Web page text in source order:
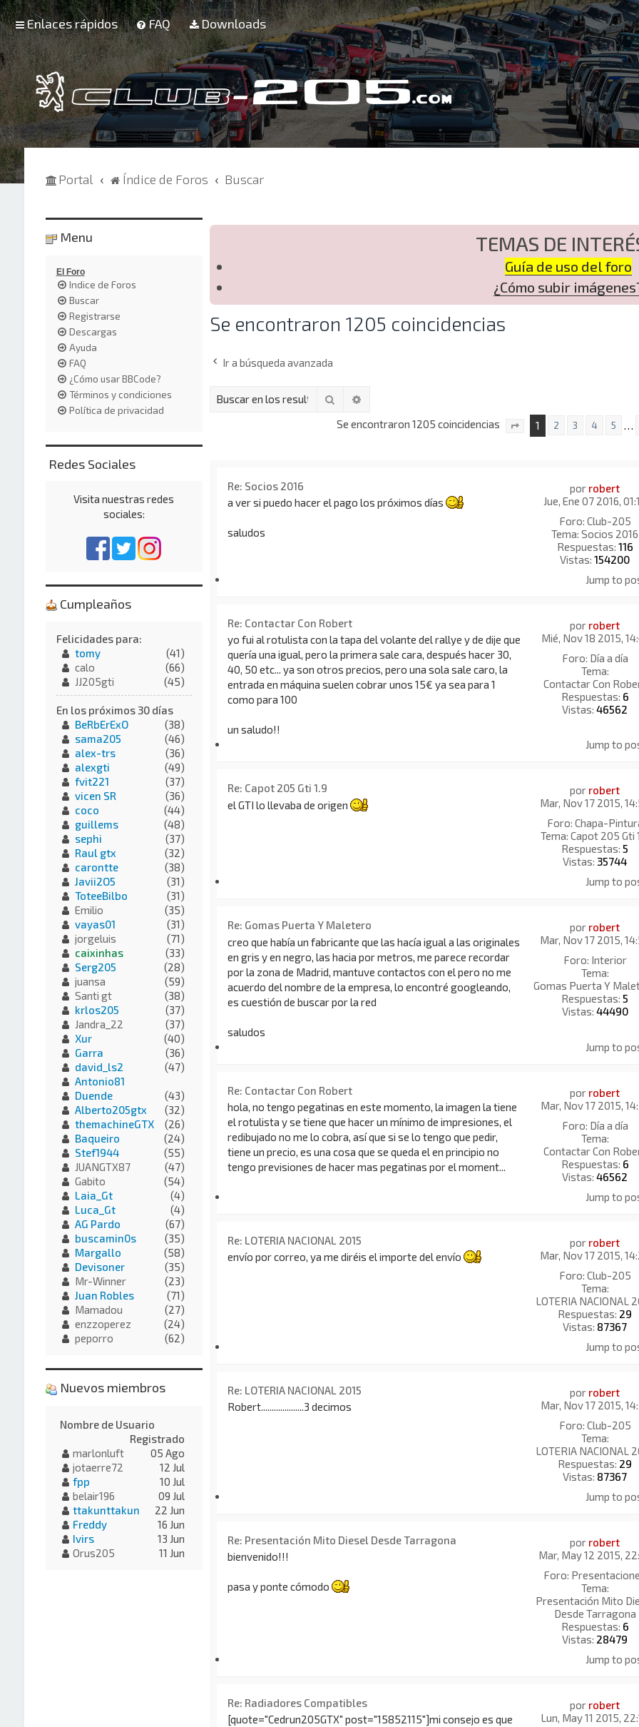
Enlaces rápidos FAQ Downloads
Portal Índice de Foros Buscar
TEMAS DE
Guía de uso del foro
¿Cómo subir
Se encontraron 1205 coincidencias
Ir a búsqueda avanzada
Buscar
Se encontraron 1205 coincidencias Página1 de81
1 2 3 4 5 …
por robert
Jue, Ene 07 2016,
Foro: Club-205
Tema:Socios 2016
Respuestas: 116
Vistas:154200
Re: Socios 2016
a ver si puedo hacer el pago los próximos días
saludos
Jump to
por robert
Mié, Nov 18 2015,
Foro: Día a día
Tema:
Contactar Con
Respuestas: 6
Vistas:46562
Re: Contactar Con Robert
yo fui al rotulista con la tapa del volante del rallye y de dije que
quería una igual, pero la primera sale cara, después hacer 30,
40, 50 etc... ya son otros precios, pero una sola sale caro, la
entrada en máquina suelen cobrar unos 15€ ya sea para 1
como para 100
un saludo!!
Jump to
por robert
Mar, Nov 17 2015,
Foro: Chapa-
Tema:Capot 205 Gti
Respuestas:5
Vistas: 35744
Re: Capot 205 Gti 1.9
el GTI lo llevaba de origen
Jump to
por robert
Mar, Nov 17 2015,
Foro: Interior
Tema:
Gomas Puerta Y
Respuestas:5
Vistas: 44490
Re: Gomas Puerta Y Maletero
creo que había un fabricante que las hacía igual a las originales
en gris y en negro, las hacia por metros, me parece recordar
por la zona de Madrid, mantuve contactos con el pero no me
acuerdo del nombre de la empresa, lo encontré googleando,
es cuestión de buscar por la red
saludos
Jump to
por robert
Mar, Nov 17 2015,
Foro: Día a día
Tema:
Contactar Con
Respuestas: 6
Vistas:46562
Re: Contactar Con Robert
hola, no tengo pegatinas en este momento, la imagen la tiene
el rotulista y se tiene que hacer un mínimo de impresiones, el
redibujado no me lo cobra, así que si se lo tengo que pedir,
tiene un precio, es una cosa que se queda el en principio no
tengo previsiones de hacer mas pegatinas por el moment...
Jump to
por robert
Mar, Nov 17 2015,
Foro: Club-205
Tema:
LOTERIA NACIONAL
Respuestas: 29
Vistas: 87367
Re: LOTERIA NACIONAL 2015
envío por correo, ya me diréis el importe del envío
Jump to
por robert
Mar, Nov 17 2015,
Foro: Club-205
Tema:
LOTERIA NACIONAL
Respuestas: 29
Vistas: 87367
Re: LOTERIA NACIONAL 2015
Robert....................3 decimos
Jump to
por robert
Mar, May 12 2015,
Foro:
Tema:
Presentación Mito
Desde Tarragona
Respuestas: 6
Vistas: 28479
Re: Presentación Mito Diesel Desde Tarragona
bienvenido!!!
pasa y ponte cómodo
Jump to
por robert
Lun, May 11 2015,
Re: Radiadores Compatibles
[quote="Cedrun205GTX" post="15852115"]mi consejo es que
Menu
El Foro
Indice de Foros
Buscar
Registrarse
Descargas
Ayuda
FAQ
¿Cómo usar BBCode?
Términos y condiciones
Política de privacidad
Redes Sociales
Visita nuestras redes
sociales:
Cumpleaños
Felicidades para:
tomy
(41)
calo
(66)
JJ205gti
(45)
En los próximos 30 días
BeRbErExO
(38)
sama205
(46)
alex-trs
(36)
alexgti
(49)
fvit221
(37)
vicen SR
(36)
coco
(44)
guillems
(48)
sephi
(37)
Raul gtx
(32)
carontte
(38)
Javii2O5
(31)
ToteeBilbo
(31)
Emilio
(35)
vayas01
(31)
jorgeluis
(71)
caixinhas
(33)
Serg205
(28)
juansa
(59)
Santi gt
(38)
krlos205
(37)
Jandra_22
(37)
Xur
(40)
Garra
(36)
david_ls2
(47)
Antonio81
Duende
(43)
Alberto205gtx
(32)
themachineGTX
(26)
Baqueiro
(24)
Stef1944
(55)
JUANGTX87
(47)
Gabito
(54)
Laia_Gt
(4)
Luca_Gt
(4)
AG Pardo
(67)
buscamin0s
(35)
Margallo
(58)
Devisoner
(35)
Mr-Winner
(23)
Juan Robles
(71)
Mamadou
(27)
enzzoperez
(24)
peporro
(62)
Nuevos miembros
Nombre de Usuario
Registrado
marlonluft
05 Ago
jotaerre72
12 Jul
fpp
10 Jul
belair196
09 Jul
ttakunttakun
22 Jun
Freddy
16 Jun
Ivirs
13 Jun
Orus205
11 Jun